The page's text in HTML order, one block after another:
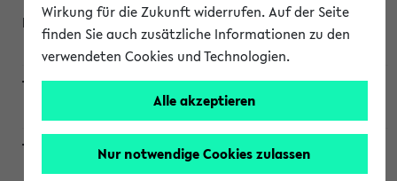
200923
Wendisch, Peters-Wendisch, Stegelmann
Projektmodul "Bakterielle Biotechnologie"
Wirkung für die Zukunft widerrufen. Auf der Seite
finden Sie auch zusätzliche Informationen zu den
verwendeten Cookies und Technologien.
Alle akzeptieren
Nur notwendige Cookies zulassen